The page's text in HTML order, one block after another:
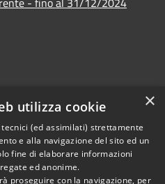
sito
×
utilizza cookie
(ed assimilati) strettamente
e alla navigazione del sito ed un
fine di elaborare informazioni
ed anonime.
proseguire con la navigazione, per